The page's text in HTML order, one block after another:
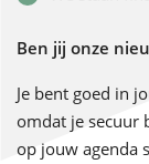
Ben jij onze
Je bent goed in
omdat je secuur
op jouw agenda